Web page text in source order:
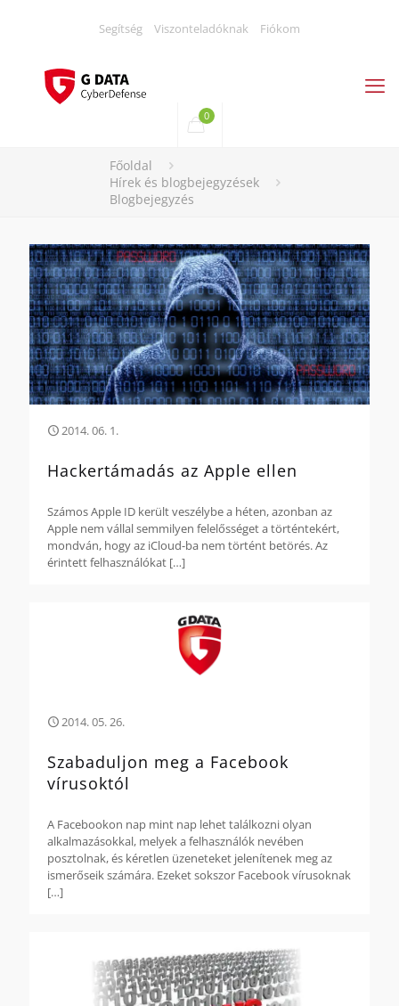
Segítség Viszonteladóknak Fiókom
0
Főoldal
Hírek és blogbejegyzések
Blogbejegyzés
2014. 06. 1.
Hackertámadás az Apple ellen
Számos Apple ID került veszélybe a héten, azonban az
Apple nem vállal semmilyen felelősséget a történtekért,
mondván, hogy az iCloud-ba nem történt betörés. Az
érintett felhasználókat […]
2014. 05. 26.
Szabaduljon meg a Facebook
vírusoktól
A Facebookon nap mint nap lehet találkozni olyan
alkalmazásokkal, melyek a felhasználók nevében
posztolnak, és kéretlen üzeneteket jelenítenek meg az
ismerőseik számára. Ezeket sokszor Facebook vírusoknak
[…]